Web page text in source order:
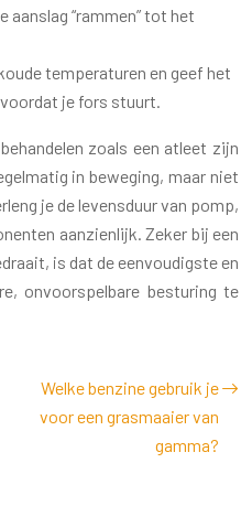
aanslag “rammen” tot het
temperaturen en geef het
je fors stuurt.
zoals een atleet zijn
in beweging, maar niet
je de levensduur van pomp,
aanzienlijk. Zeker bij een
is dat de eenvoudigste en
onvoorspelbare besturing te
Welke benzine gebruik je
voor een grasmaaier van
gamma?